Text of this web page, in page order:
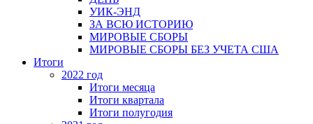
УИК-ЭНД
ЗА ВСЮ ИСТОРИЮ
МИРОВЫЕ СБОРЫ
МИРОВЫЕ СБОРЫ БЕЗ УЧЕТА США
Итоги
2022 год
Итоги месяца
Итоги квартала
Итоги полугодия